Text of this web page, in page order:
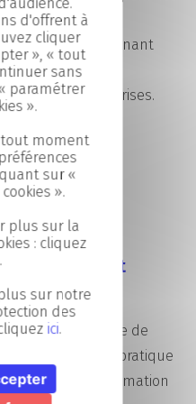
permet
terrain. L’apprenant
et
par les entreprises.
formation et
entre un centre de
de mettre en pratique
varie selon la formation
d'offrent à
cliquer
», « tout
sans
paramétrer
».
tout moment
sur «
».
plus sur la
: cliquez
.
sur notre
des
ici.